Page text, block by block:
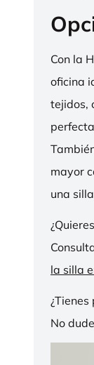
Con la
oficina
tejidos,
mayor
una
la silla
No